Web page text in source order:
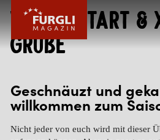
FAMILIENHOTEL
FURGLER
POST
KINDER
SOMMER
Winterstart &
Grüße
Geschnäuzt und
willkommen zum
Nicht jeder von euch wird mit dieser